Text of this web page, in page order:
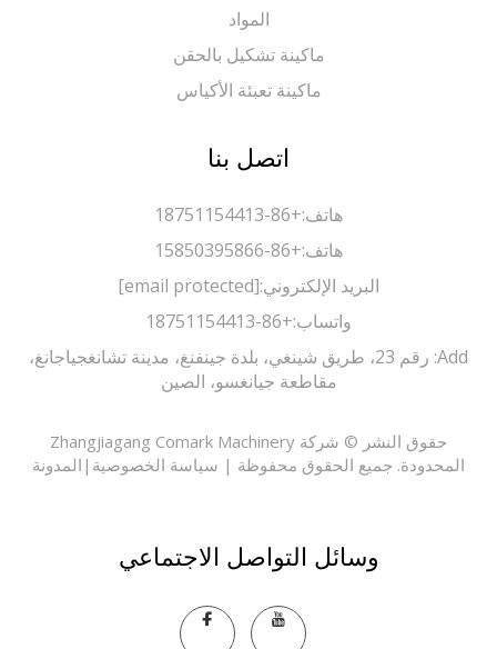
ماكينة تشكيل بالحقن
ماكينة تعبئة الأكياس
اتصل بنا
+86-18751154413
+86-15850395866
البريد الإلكتروني:[email protected]
واتساب:+86-18751154413
Add: رقم 23، طريق شينغي، بلدة جينفنغ، مدينة تشانغجياجانغ،
مقاطعة جيانغسو، الصين
حقوق النشر © شركة Zhangjiagang Comark Machinery
جميع الحقوق محفوظة |سياسة الخصوصية|المدونة
وسائل التواصل الاجتماعي